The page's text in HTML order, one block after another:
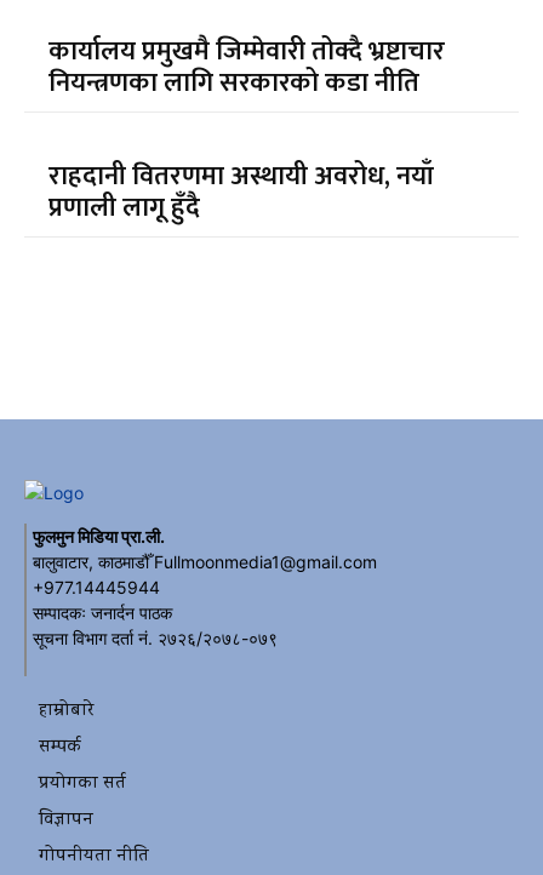
कार्यालय प्रमुखमै जिम्मेवारी तोक्दै भ्रष्टाचार
नियन्त्रणका लागि सरकारको कडा नीति
राहदानी वितरणमा अस्थायी अवरोध, नयाँ
प्रणाली लागू हुँदै
फुलमुन मिडिया प्रा.ली.
बालुवाटार, काठमाडौँ Fullmoonmedia1@gmail.com
+977.14445944
सम्पादकः जनार्दन पाठक
सूचना विभाग दर्ता नं. २७२६/२०७८-०७९
हाम्रोबारे
सम्पर्क
प्रयोगका सर्त
विज्ञापन
गोपनीयता नीति